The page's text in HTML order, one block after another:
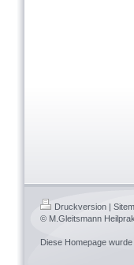
Druckversion |
© M.Gleitsmann
Diese Homepage wurde